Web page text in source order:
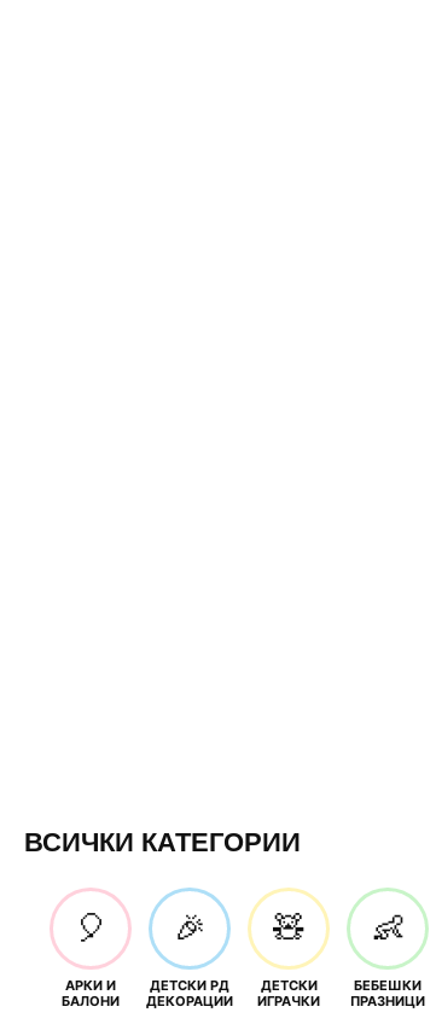
ВСИЧКИ КАТЕГОРИИ
🎈
АРКИ И
БАЛОНИ
🎉
ДЕТСКИ РД
ДЕКОРАЦИИ
🧸
ДЕТСКИ
ИГРАЧКИ
👶
БЕБЕШКИ
ПРАЗНИЦИ